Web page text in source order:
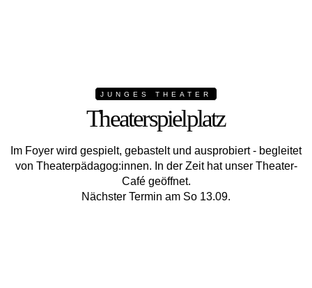
JUNGES THEATER
Theaterspielplatz
Im Foyer wird gespielt, gebastelt und ausprobiert - begleitet
von Theaterpädagog:innen. In der Zeit hat unser Theater-
Café geöffnet.
Nächster Termin am So 13.09.